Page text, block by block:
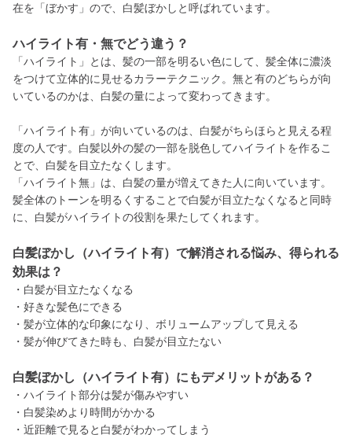
在を「ぼかす」ので、白髪ぼかしと呼ばれています。
ハイライト有・無でどう違う？
「ハイライト」とは、髪の一部を明るい色にして、髪全体に濃淡
をつけて立体的に見せるカラーテクニック。無と有のどちらが向
いているのかは、白髪の量によって変わってきます。
「ハイライト有」が向いているのは、白髪がちらほらと見える程
度の人です。白髪以外の髪の一部を脱色してハイライトを作るこ
とで、白髪を目立たなくします。
「ハイライト無」は、白髪の量が増えてきた人に向いています。
髪全体のトーンを明るくすることで白髪が目立たなくなると同時
に、白髪がハイライトの役割を果たしてくれます。
白髪ぼかし（ハイライト有）で解消される悩み、得られる
効果は？
・白髪が目立たなくなる
・好きな髪色にできる
・髪が立体的な印象になり、ボリュームアップして見える
・髪が伸びてきた時も、白髪が目立たない
白髪ぼかし（ハイライト有）にもデメリットがある？
・ハイライト部分は髪が傷みやすい
・白髪染めより時間がかかる
・近距離で見ると白髪がわかってしまう